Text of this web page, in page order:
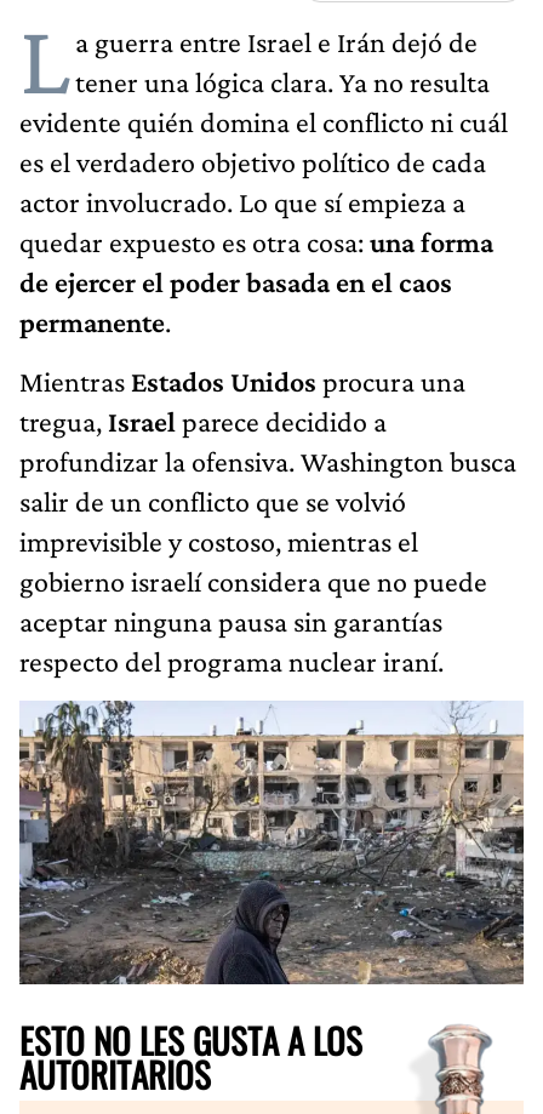
La guerra entre Israel e Irán dejó de
tener una lógica clara. Ya no resulta
evidente quién domina el conflicto ni cuál
es el verdadero objetivo político de cada
actor involucrado. Lo que sí empieza a
quedar expuesto es otra cosa:una forma
de ejercer el poder basada en el caos
permanente.
Mientras Estados Unidos procura una
tregua, Israel parece decidido a
profundizar la ofensiva. Washington busca
salir de un conflicto que se volvió
imprevisible y costoso, mientras el
gobierno israelí considera que no puede
aceptar ninguna pausa sin garantías
respecto del programa nuclear iraní.
ESTO NO LES GUSTA A LOS
AUTORITARIOS